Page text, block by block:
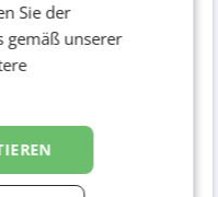
Sie der
gemäß unserer